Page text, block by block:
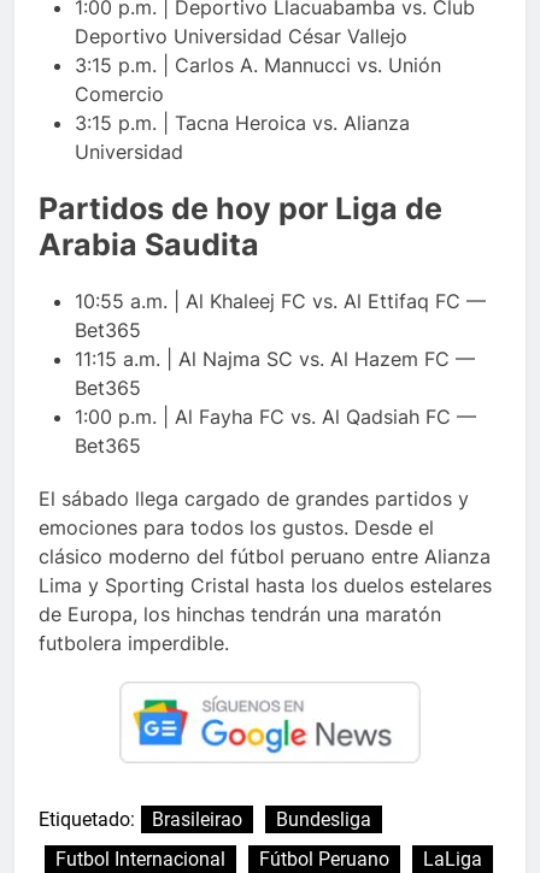
1:00 p.m. | Deportivo Llacuabamba vs. Club
Deportivo Universidad César Vallejo
3:15 p.m. | Carlos A. Mannucci vs. Unión
Comercio
3:15 p.m. | Tacna Heroica vs. Alianza
Universidad
Partidos de hoy por Liga de
Arabia Saudita
10:55 a.m. | Al Khaleej FC vs. Al Ettifaq FC —
Bet365
11:15 a.m. | Al Najma SC vs. Al Hazem FC —
Bet365
1:00 p.m. | Al Fayha FC vs. Al Qadsiah FC —
Bet365
El sábado llega cargado de grandes partidos y
emociones para todos los gustos. Desde el
clásico moderno del fútbol peruano entre Alianza
Lima y Sporting Cristal hasta los duelos estelares
de Europa, los hinchas tendrán una maratón
futbolera imperdible.
Etiquetado: Brasileirao
Bundesliga
Futbol Internacional
Fútbol Peruano
LaLiga